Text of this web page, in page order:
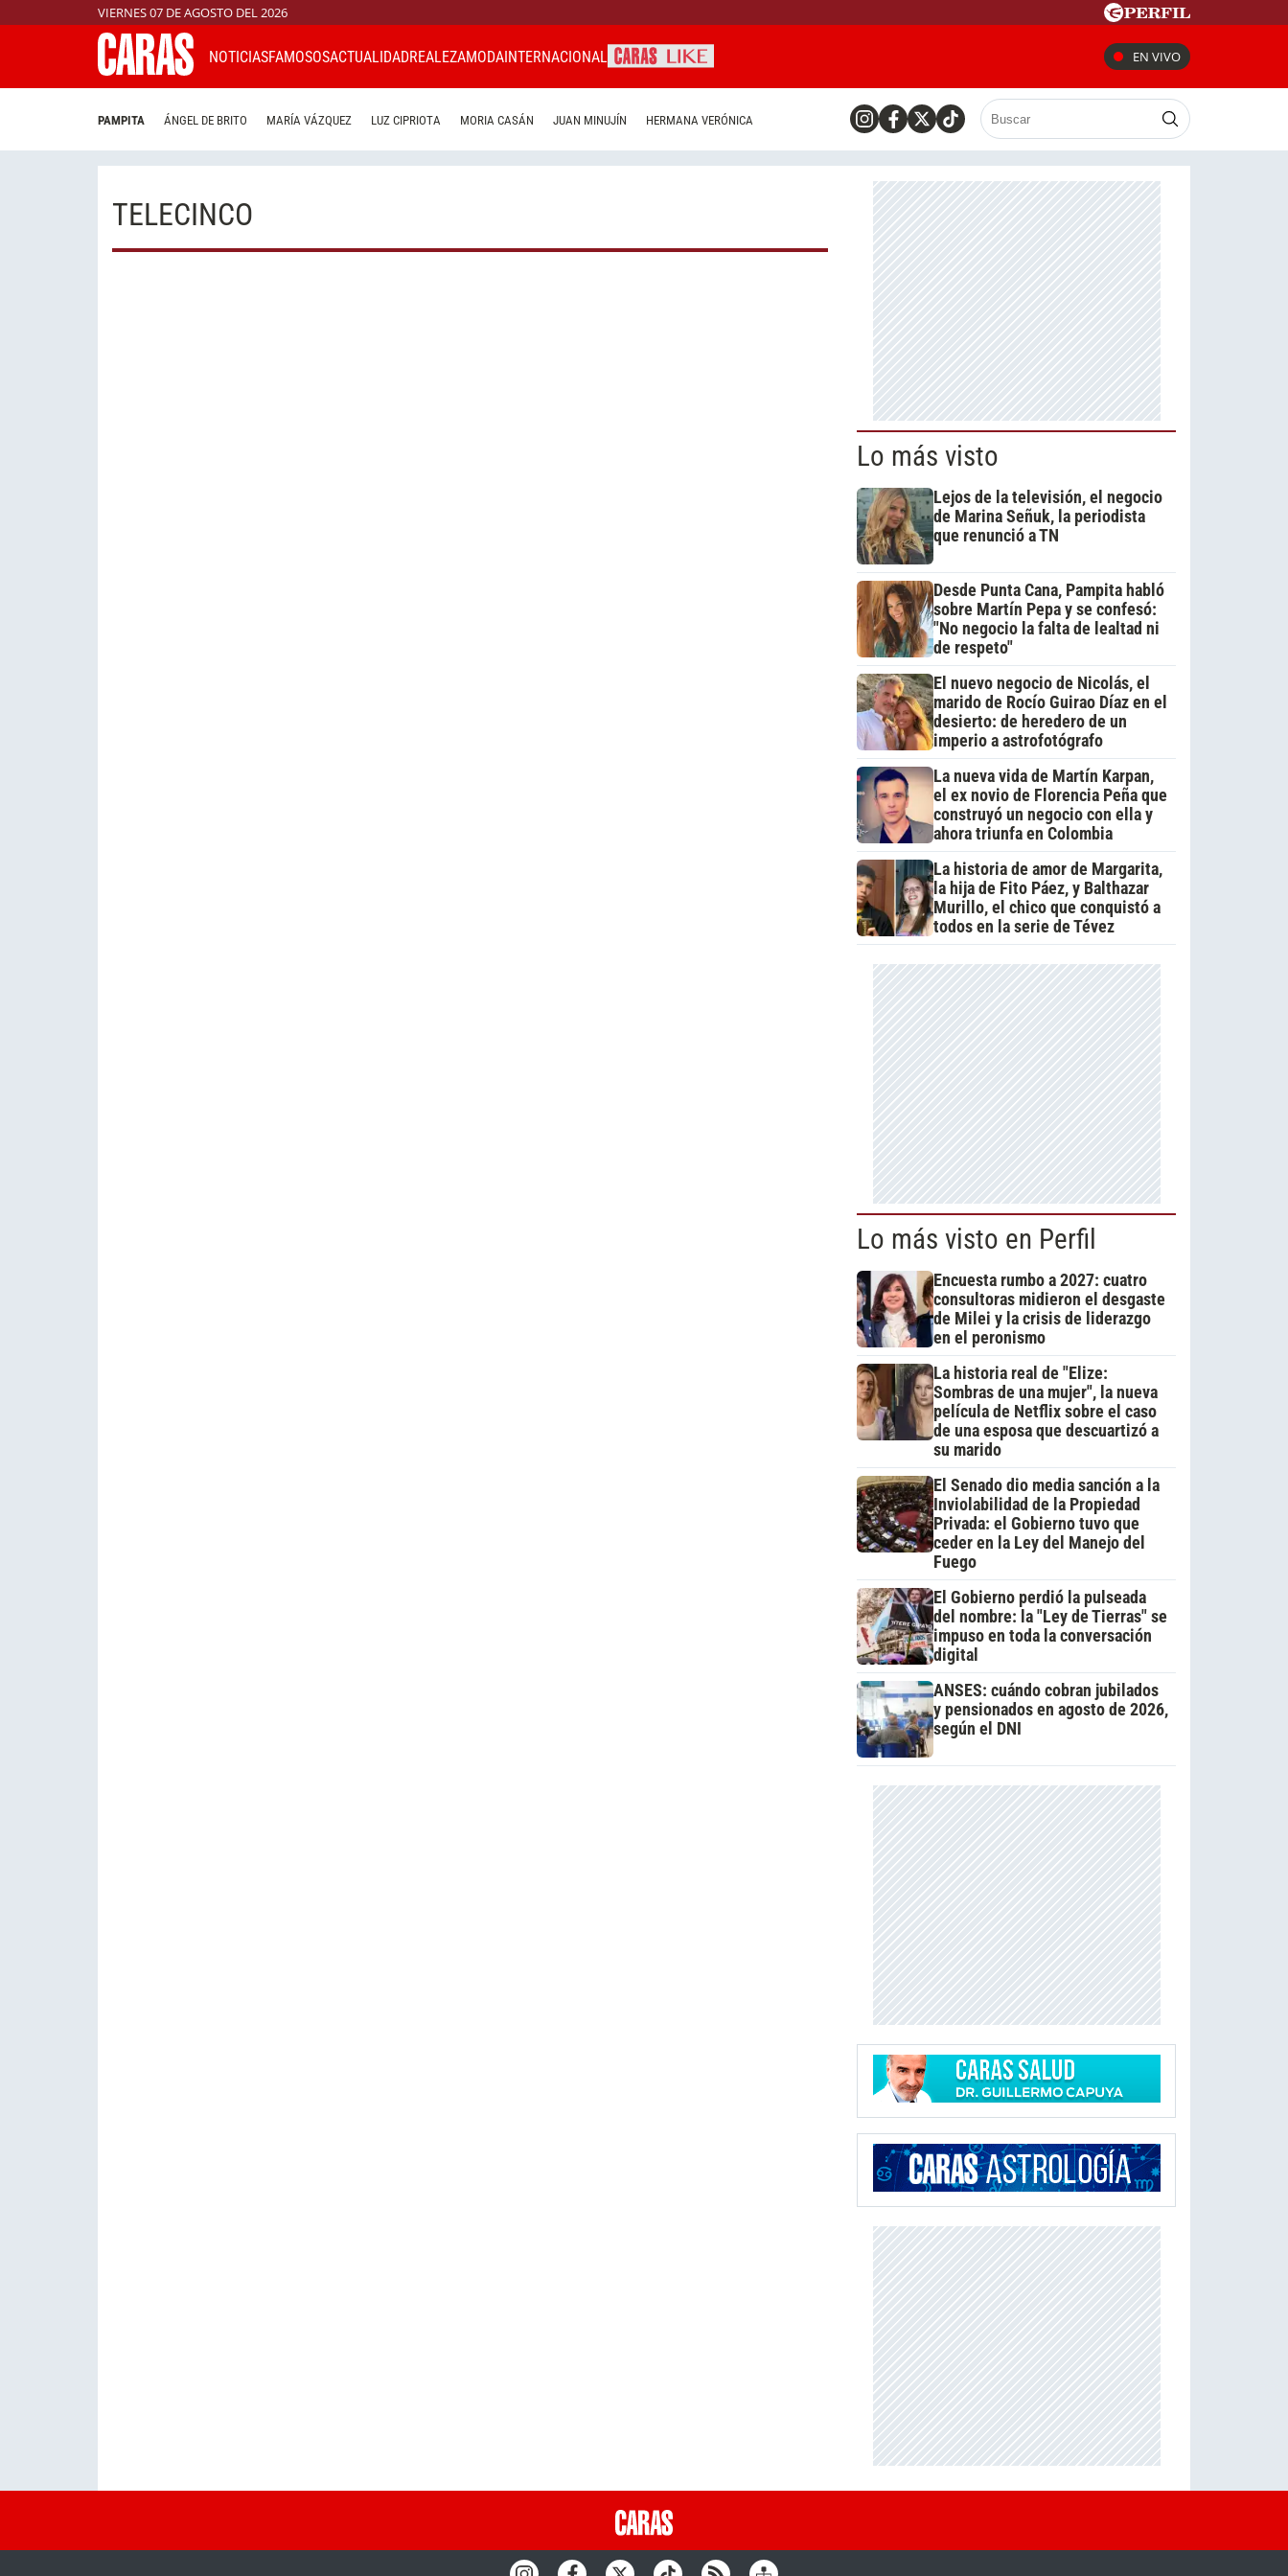
VIERNES 07 DE AGOSTO DEL 2026
NOTICIASFAMOSOSACTUALIDADREALEZAMODAINTERNACIONAL EN VIVO
PAMPITA ÁNGEL DE BRITO MARÍA VÁZQUEZ LUZ CIPRIOTA MORIA CASÁN JUAN MINUJÍN HERMANA VERÓNICA
TELECINCO
Lo más visto
Lejos de la televisión, el negocio
de Marina Señuk, la periodista
que renunció a TN
Desde Punta Cana, Pampita habló
sobre Martín Pepa y se confesó:
"No negocio la falta de lealtad ni
de respeto"
El nuevo negocio de Nicolás, el
marido de Rocío Guirao Díaz en el
desierto: de heredero de un
imperio a astrofotógrafo
La nueva vida de Martín Karpan,
el ex novio de Florencia Peña que
construyó un negocio con ella y
ahora triunfa en Colombia
La historia de amor de Margarita,
la hija de Fito Páez, y Balthazar
Murillo, el chico que conquistó a
todos en la serie de Tévez
Lo más visto en Perfil
Encuesta rumbo a 2027: cuatro
consultoras midieron el desgaste
de Milei y la crisis de liderazgo
en el peronismo
La historia real de "Elize:
Sombras de una mujer", la nueva
película de Netflix sobre el caso
de una esposa que descuartizó a
su marido
El Senado dio media sanción a la
Inviolabilidad de la Propiedad
Privada: el Gobierno tuvo que
ceder en la Ley del Manejo del
Fuego
El Gobierno perdió la pulseada
del nombre: la "Ley de Tierras" se
impuso en toda la conversación
digital
ANSES: cuándo cobran jubilados
y pensionados en agosto de 2026,
según el DNI